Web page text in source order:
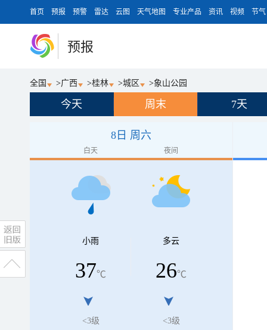
首页 预报 预警 雷达 云图 天气地图 专业产品 资讯 视频 节气
预报
全国 >广西 >桂林 >城区 >象山公园
今天 周末 7天
8日 周六
白天 夜间
小雨
37℃
<3级
多云
26℃
<3级